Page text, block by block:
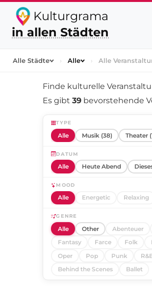
Kulturgrama
in allen Städten
Alle Städte › Alle › Alle
Finde kulturelle
Es gibt 39 bevorstehende
TYPE
Alle Musik (38) Theater
DATUM
Alle Heute Abend
MOOD
Alle Energetic Relaxing
GENRE
Alle Other Abenteuer
Fantasy
Farce Folk
Oper
Pop Punk
Behind the Scenes
Ballet